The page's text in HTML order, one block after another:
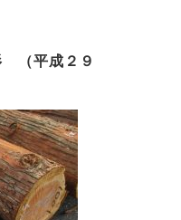
（平成２９